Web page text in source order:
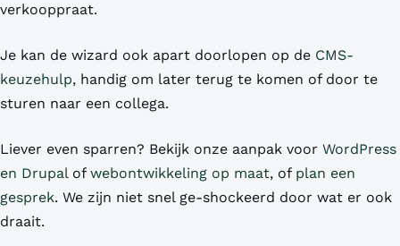
verkooppraat.
Je kan de wizard ook apart doorlopen op de CMS-
keuzehulp, handig om later terug te komen of door te
sturen naar een collega.
Liever even sparren? Bekijk onze aanpak voor WordPress
en Drupalof webontwikkeling op maat, of plan een
gesprek. We zijn niet snel ge-shockeerd door wat er ook
draait.